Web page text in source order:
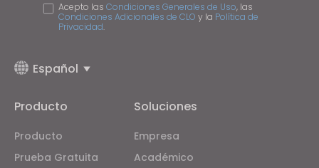
Acepto las Condiciones Generales de Uso, las
Condiciones Adicionales de CLO y la Política de
Privacidad.
Español
Producto
Producto
Prueba Gratuita
Soluciones
Empresa
Académico